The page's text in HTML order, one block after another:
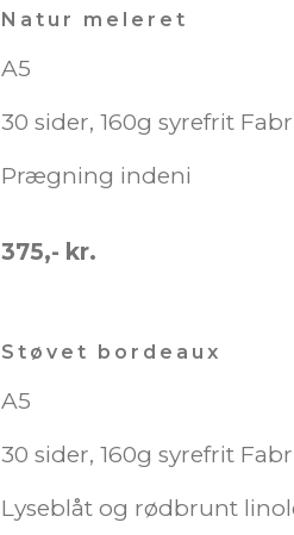
Natur meleret
A5
30 sider, 160g syrefrit
Prægning indeni
375,- kr.
Støvet bordeaux
A5
30 sider, 160g syrefrit
Lyseblåt og rødbrunt